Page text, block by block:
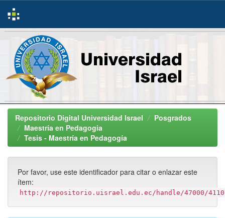
Skip
navigationRepositorio Digital Universidad Israel
Posgrados
Maestria en Pedagogia
Tesis - Maestría en Pedagogía
Por favor, use este identificador para citar o enlazar este
ítem:
http://repositorio.uisrael.edu.ec/handle/47000/4110